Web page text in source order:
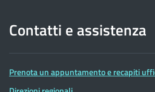
Contatti e assistenza
Prenota un appuntamento e recapiti